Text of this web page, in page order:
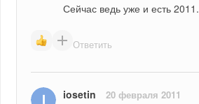
Сейчас ведь уже и есть 2011.
Ответить
iosetin 20 февраля 2011